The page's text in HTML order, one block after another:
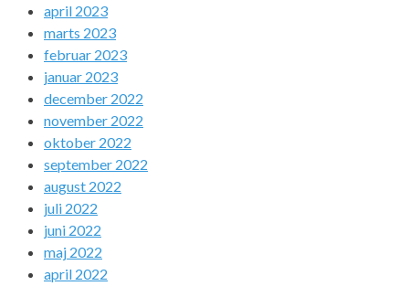
april 2023
marts 2023
februar 2023
januar 2023
december 2022
november 2022
oktober 2022
september 2022
august 2022
juli 2022
juni 2022
maj 2022
april 2022